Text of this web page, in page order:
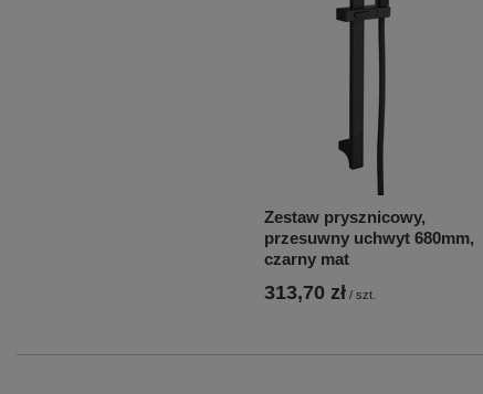
Zestaw prysznicowy,
przesuwny uchwyt 680mm,
czarny mat
313,70 zł / szt.